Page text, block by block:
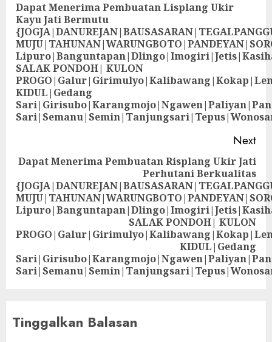
Dapat Menerima Pembuatan Lisplang Ukir
Kayu Jati Bermutu
SALAK PONDOH| KULON
KIDUL|Gedang
Next
Dapat Menerima Pembuatan Risplang Ukir Jati
Perhutani Berkualitas
SALAK PONDOH| KULON
KIDUL|Gedang
Tinggalkan Balasan